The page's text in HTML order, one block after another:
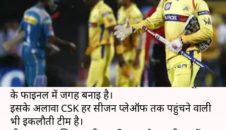
Neeraj Pandey Mar 27, 2020 07:00 am
क्या है खबर?
चेन्नई सुपरकिंग्स (CSK) इंडियन प्रीमियर लीग (IPL) की
सबसे सफल टीमों में से एक है।
यह इकलौती टीम है जिसने सबसे ज़्यादा आठ बार टूर्नामेंट
के फाइनल में जगह बनाई है।
इसके अलावा CSK हर सीजन प्लेऑफ तक पहुंचने वाली
भी इकलौती टीम है।